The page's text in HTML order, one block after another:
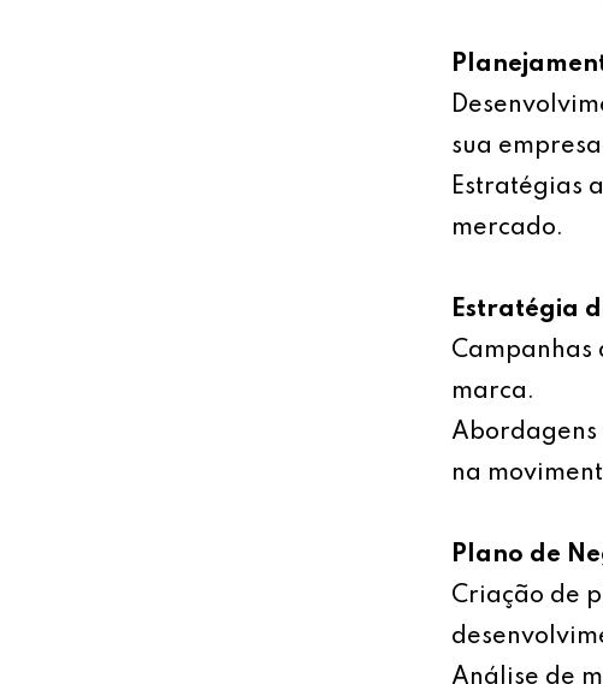
sua
Estratégias
mercado.
Estratégia
Campanhas
marca.
na
Plano de
Criação de
Análise de